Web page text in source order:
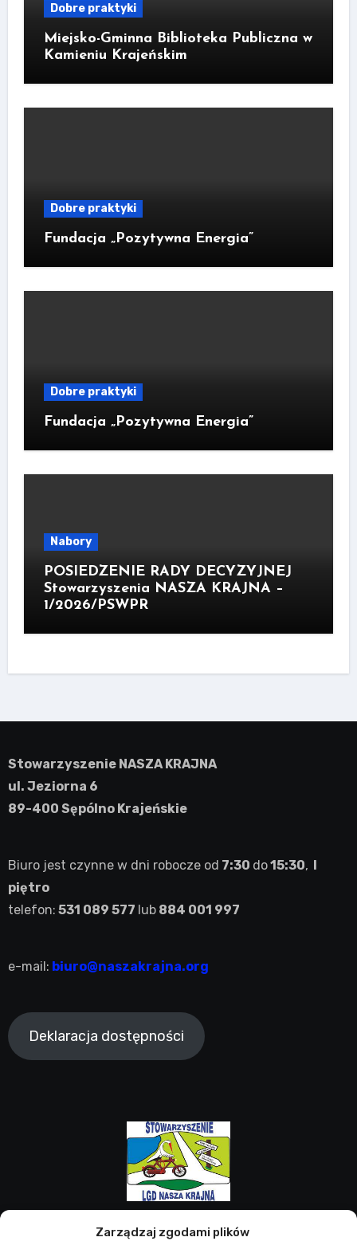
Zarządzaj zgodami plików
Dobre praktyki
Miejsko-Gminna Biblioteka Publiczna w
Kamieniu Krajeńskim
Dobre praktyki
Fundacja „Pozytywna Energia”
Dobre praktyki
Fundacja „Pozytywna Energia”
Nabory
POSIEDZENIE RADY DECYZYJNEJ
Stowarzyszenia NASZA KRAJNA –
1/2026/PSWPR
Stowarzyszenie NASZA KRAJNA
ul. Jeziorna 6
89-400 Sępólno Krajeńskie
Biuro jest czynne w dni robocze od 7:30 do15:30,
piętro
telefon: 531 089 577 lub884 001 997
e-mail: biuro@naszakrajna.org
Deklaracja dostępności
LGD Nasza Krajna